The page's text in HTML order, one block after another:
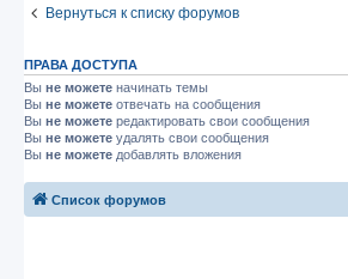
Вернуться к списку форумов
ПРАВА ДОСТУПА
Вы не можете начинать темы
Вы не можете отвечать на сообщения
Вы не можете редактировать свои сообщения
Вы не можете удалять свои сообщения
Вы не можете добавлять вложения
Список форумов